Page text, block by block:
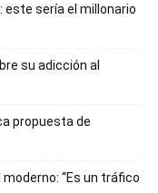
este sería el millonario
su adicción al
propuesta de
“Es un tráfico